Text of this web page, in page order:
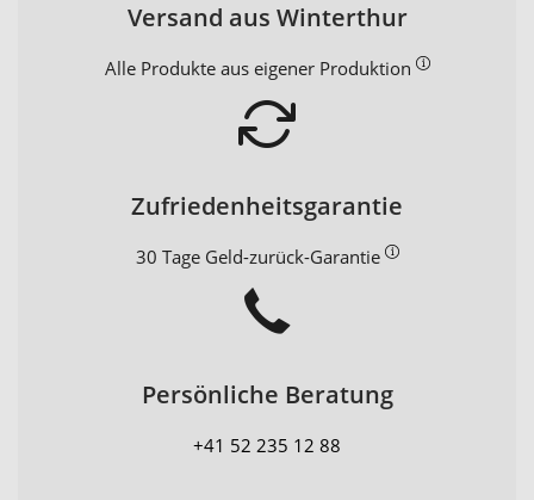
Versand aus Winterthur
Alle Produkte aus eigener Produktion
Zufriedenheitsgarantie
30 Tage Geld-zurück-Garantie
Persönliche Beratung
+41 52 235 12 88